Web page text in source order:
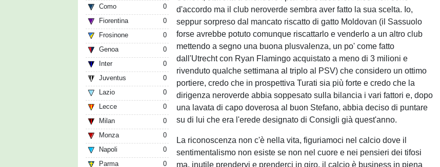
Como
0
Fiorentina
0
Frosinone
0
Genoa
0
Inter
0
Juventus
0
Lazio
0
Lecce
0
Milan
0
Monza
0
Napoli
0
Parma
0
d'accordo ma il club neroverde sembra aver fatto la sua scelta. Io,
seppur sorpreso dal mancato riscatto di gatto Moldovan (il Sassuolo
forse avrebbe potuto comunque riscattarlo e venderlo a un altro club
mettendo a segno una buona plusvalenza, un po' come fatto
dall'Utrecht con Ryan Flamingo acquistato a meno di 3 milioni e
rivenduto qualche settimana al triplo al PSV) che considero un ottimo
portiere, credo che in prospettiva Turati sia più forte e credo che la
dirigenza neroverde abbia soppesato sulla bilancia i vari fattori e, dopo
una lavata di capo doverosa al buon Stefano, abbia deciso di puntare
su di lui che era l'erede designato di Consigli già quest'anno.
La riconoscenza non c'è nella vita, figuriamoci nel calcio dove il
sentimentalismo non esiste se non nel cuore e nei pensieri dei tifosi
ma, inutile prendervi e prenderci in giro, il calcio è business in piena